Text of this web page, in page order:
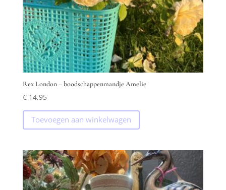
Rex London – boodschappenmandje Amelie
€14,95
Toevoegen aan winkelwagen